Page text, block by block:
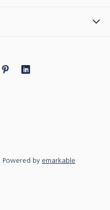
| Powered by emarkable